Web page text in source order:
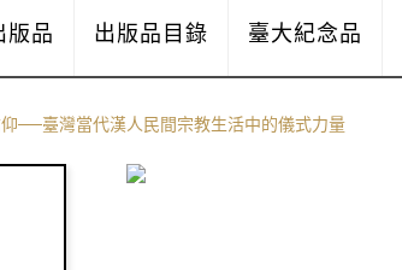
版品 出版品目錄 臺大紀念品
──臺灣當代漢人民間宗教生活中的儀式力量